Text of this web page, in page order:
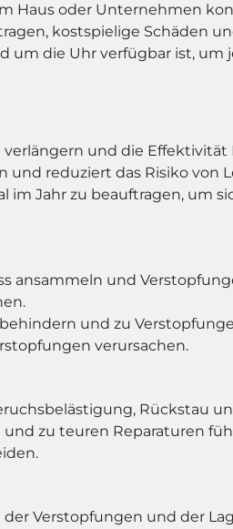
Haus oder Unternehmen
kostspielige Schäden
um die Uhr verfügbar ist, um
und die Effektivität
reduziert das Risiko von
im Jahr zu beauftragen, um
ansammeln und
und zu
verursachen.
Rückstau
zu teuren Reparaturen
Verstopfungen und der